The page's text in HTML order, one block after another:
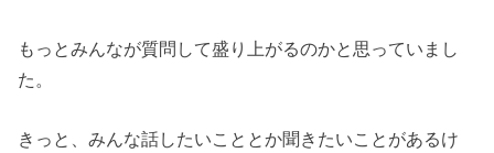
もっとみんなが質問して盛り上がるのかと思っていまし
た。
きっと、みんな話したいこととか聞きたいことがあるけ